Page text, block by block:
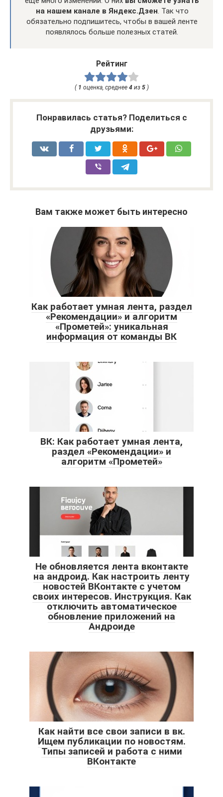
на нашем канале в Яндекс.Дзен. Так что
обязательно подпишитесь, чтобы в вашей ленте
появлялось больше полезных статей.
Рейтинг
( 1 оценка, среднее 4из 5)
Понравилась статья? Поделиться с
друзьями:
Вам также может быть интересно
Как работает умная лента, раздел
«Рекомендации» и алгоритм
«Прометей»: уникальная
информация от команды ВК
ВК: Как работает умная лента,
раздел «Рекомендации» и
алгоритм «Прометей»
Не обновляется лента вконтакте
на андроид. Как настроить ленту
новостей ВКонтакте с учетом
своих интересов. Инструкция. Как
отключить автоматическое
обновление приложений на
Андроиде
Как найти все свои записи в вк.
Ищем публикации по новостям.
Типы записей и работа с ними
ВКонтакте